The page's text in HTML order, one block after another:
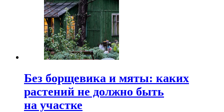
Без борщевика и мяты: каких
растений не должно быть
на участке